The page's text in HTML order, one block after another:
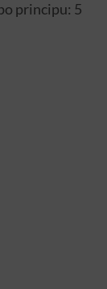
principu: 5